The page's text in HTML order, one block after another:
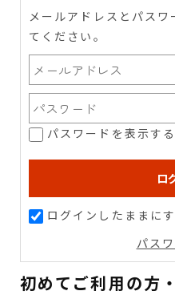
メールアドレスとパス
てください。
パスワードを表示する
ログインしたままに
パス
初めてご利用の方